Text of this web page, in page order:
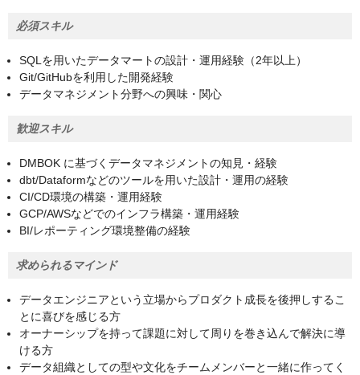
必須スキル
SQLを用いたデータマートの設計・運用経験（2年以上）
Git/GitHubを利用した開発経験
データマネジメント分野への興味・関心
歓迎スキル
DMBOK に基づくデータマネジメントの知見・経験
dbt/Dataformなどのツールを用いた設計・運用の経験
CI/CD環境の構築・運用経験
GCP/AWSなどでのインフラ構築・運用経験
BI/レポーティング環境整備の経験
求められるマインド
データエンジニアという立場からプロダクト成長を後押しするこ
とに喜びを感じる方
オーナーシップを持って課題に対して周りを巻き込んで解決に導
ける方
データ組織としての型や文化をチームメンバーと一緒に作ってく